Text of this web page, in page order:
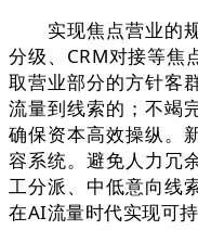
实现焦点营业的规
分级、CRM对接等焦
取营业部分的方针客
流量到线索的；不竭
确保资本高效操纵。
容系统。避免人力冗
工分派、中低意向线
在AI流量时代实现可